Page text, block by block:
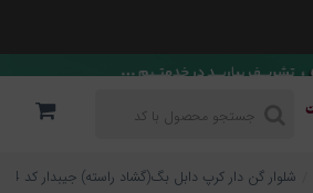
شلوار گن دار کرپ دابل بگ(گشاد راسته) جیبدار کد 884